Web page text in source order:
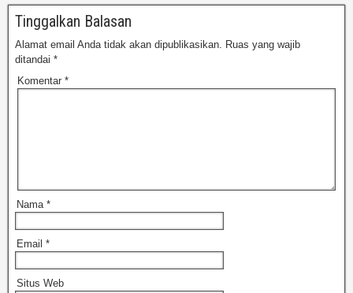
Tinggalkan Balasan
Alamat email Anda tidak akan dipublikasikan. Ruas yang wajib
ditandai *
Komentar *
Nama *
Email *
Situs Web